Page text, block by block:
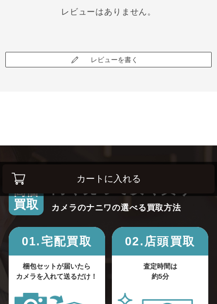
カートに入れる
レビューはありません。
レビューを書く
高価
買取
高く売って安く買う！
カメラのナニワの選べる買取方法
01.宅配買取
梱包セットが届いたら
カメラを入れて送るだけ！
02.店頭買取
査定時間は
約5分